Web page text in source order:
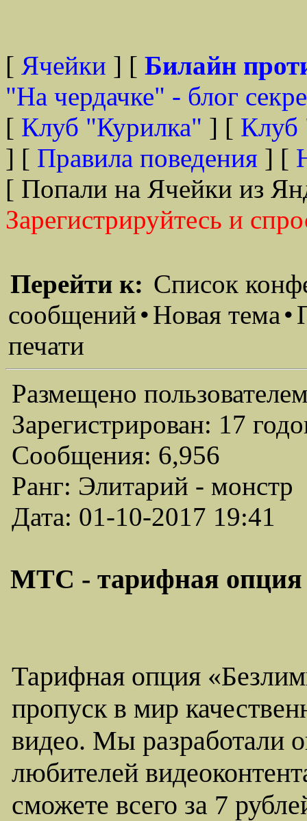
[ Ячейки ] [ Билайн
"На чердачке" - блог
[ Клуб "Курилка" ] [ Клуб
] [ Правила поведения ] [
[ Попали на Ячейки из
Зарегистрируйтесь и
Перейти к: Список
сообщений•Новая тема•
печати
Размещено
Зарегистрирован: 17
Сообщения: 6,956
Ранг: Элитарий - монстр
Дата: 01-10-2017 19:41
МТС - тарифная опция
Тарифная опция
пропуск в мир
видео. Мы разработали
любителей
сможете всего за 7